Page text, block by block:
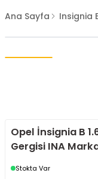
Ana Sayfa Insignia
Opel İnsignia B
Gergisi INA
Stokta Var